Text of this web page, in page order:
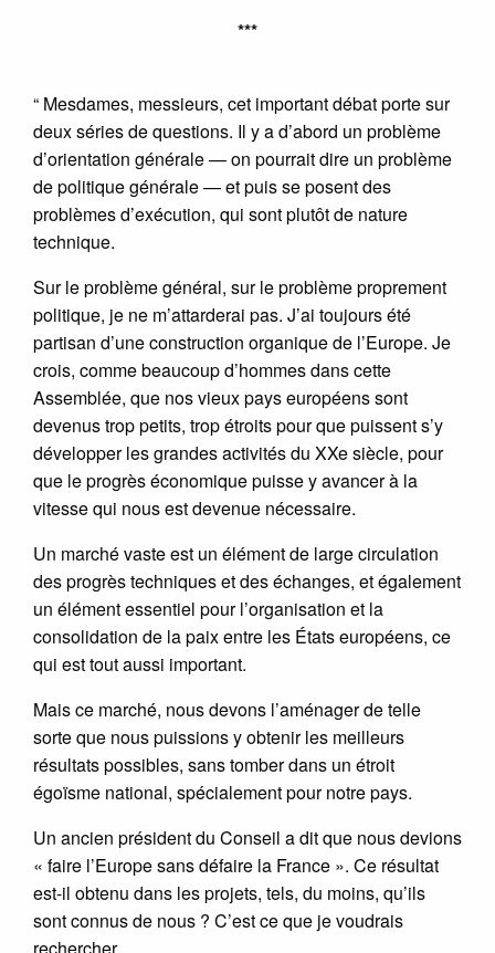
***
“ Mesdames, messieurs, cet important débat porte sur
deux séries de questions. Il y a d’abord un problème
d’orientation générale — on pourrait dire un problème
de politique générale — et puis se posent des
problèmes d’exécution, qui sont plutôt de nature
technique.
Sur le problème général, sur le problème proprement
politique, je ne m’attarderai pas. J’ai toujours été
partisan d’une construction organique de l’Europe. Je
crois, comme beaucoup d’hommes dans cette
Assemblée, que nos vieux pays européens sont
devenus trop petits, trop étroits pour que puissent s’y
développer les grandes activités du XXe siècle, pour
que le progrès économique puisse y avancer à la
vitesse qui nous est devenue nécessaire.
Un marché vaste est un élément de large circulation
des progrès techniques et des échanges, et également
un élément essentiel pour l’organisation et la
consolidation de la paix entre les États européens, ce
qui est tout aussi important.
Mais ce marché, nous devons l’aménager de telle
sorte que nous puissions y obtenir les meilleurs
résultats possibles, sans tomber dans un étroit
égoïsme national, spécialement pour notre pays.
Un ancien président du Conseil a dit que nous devions
« faire l’Europe sans défaire la France ». Ce résultat
est-il obtenu dans les projets, tels, du moins, qu’ils
sont connus de nous ? C’est ce que je voudrais
rechercher.